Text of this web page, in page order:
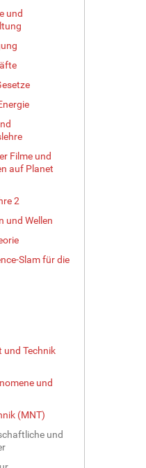
und
Filme und
auf Planet
2
und Wellen
Slam für die
Technik
und
(MNT)
und